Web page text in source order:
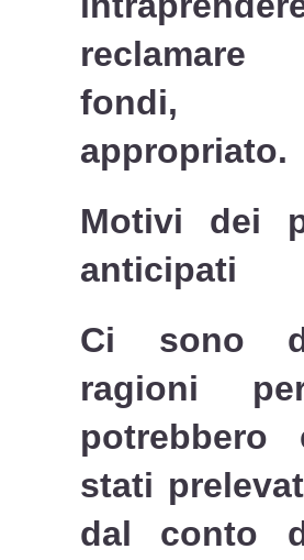
fondi,
appropriato.
Motivi dei
anticipati
Ci sono
ragioni
potrebbero
stati
dal conto